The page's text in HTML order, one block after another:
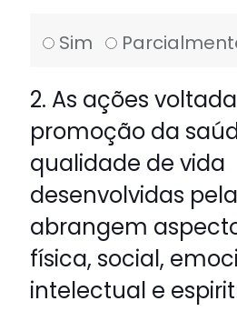
Sim
2. As ações
promoção da
qualidade de vida
desenvolvidas
abrangem
física, social,
intelectual e